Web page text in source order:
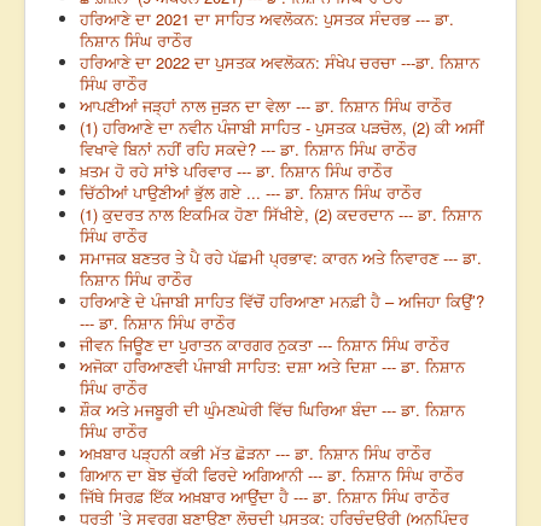
ਹਰਿਆਣੇ ਦਾ 2021 ਦਾ ਸਾਹਿਤ ਅਵਲੋਕਨ: ਪੁਸਤਕ ਸੰਦਰਭ --- ਡਾ.
ਨਿਸ਼ਾਨ ਸਿੰਘ ਰਾਠੌਰ
ਹਰਿਆਣੇ ਦਾ 2022 ਦਾ ਪੁਸਤਕ ਅਵਲੋਕਨ: ਸੰਖੇਪ ਚਰਚਾ ---ਡਾ. ਨਿਸ਼ਾਨ
ਸਿੰਘ ਰਾਠੌਰ
ਆਪਣੀਆਂ ਜੜ੍ਹਾਂ ਨਾਲ ਜੁੜਨ ਦਾ ਵੇਲਾ --- ਡਾ. ਨਿਸ਼ਾਨ ਸਿੰਘ ਰਾਠੌਰ
(1) ਹਰਿਆਣੇ ਦਾ ਨਵੀਨ ਪੰਜਾਬੀ ਸਾਹਿਤ - ਪੁਸਤਕ ਪੜਚੋਲ, (2) ਕੀ ਅਸੀਂ
ਵਿਖਾਵੇ ਬਿਨਾਂ ਨਹੀਂ ਰਹਿ ਸਕਦੇ? --- ਡਾ. ਨਿਸ਼ਾਨ ਸਿੰਘ ਰਾਠੌਰ
ਖ਼ਤਮ ਹੋ ਰਹੇ ਸਾਂਝੇ ਪਰਿਵਾਰ --- ਡਾ. ਨਿਸ਼ਾਨ ਸਿੰਘ ਰਾਠੌਰ
ਚਿੱਠੀਆਂ ਪਾਉਣੀਆਂ ਭੁੱਲ ਗਏ ... --- ਡਾ. ਨਿਸ਼ਾਨ ਸਿੰਘ ਰਾਠੌਰ
(1) ਕੁਦਰਤ ਨਾਲ ਇਕਮਿਕ ਹੋਣਾ ਸਿੱਖੀਏ, (2) ਕਦਰਦਾਨ --- ਡਾ. ਨਿਸ਼ਾਨ
ਸਿੰਘ ਰਾਠੌਰ
ਸਮਾਜਕ ਬਣਤਰ ਤੇ ਪੈ ਰਹੇ ਪੱਛਮੀ ਪ੍ਰਭਾਵ: ਕਾਰਨ ਅਤੇ ਨਿਵਾਰਣ --- ਡਾ.
ਨਿਸ਼ਾਨ ਸਿੰਘ ਰਾਠੌਰ
ਹਰਿਆਣੇ ਦੇ ਪੰਜਾਬੀ ਸਾਹਿਤ ਵਿੱਚੋਂ ਹਰਿਆਣਾ ਮਨਫ਼ੀ ਹੈ – ਅਜਿਹਾ ਕਿਉਂ’?
--- ਡਾ. ਨਿਸ਼ਾਨ ਸਿੰਘ ਰਾਠੌਰ
ਜੀਵਨ ਜਿਊਣ ਦਾ ਪੁਰਾਤਨ ਕਾਰਗਰ ਨੁਕਤਾ --- ਨਿਸ਼ਾਨ ਸਿੰਘ ਰਾਠੌਰ
ਅਜੋਕਾ ਹਰਿਆਣਵੀ ਪੰਜਾਬੀ ਸਾਹਿਤ: ਦਸ਼ਾ ਅਤੇ ਦਿਸ਼ਾ --- ਡਾ. ਨਿਸ਼ਾਨ
ਸਿੰਘ ਰਾਠੌਰ
ਸ਼ੌਕ ਅਤੇ ਮਜਬੂਰੀ ਦੀ ਘੁੰਮਣਘੇਰੀ ਵਿੱਚ ਘਿਰਿਆ ਬੰਦਾ --- ਡਾ. ਨਿਸ਼ਾਨ
ਸਿੰਘ ਰਾਠੌਰ
ਅਖ਼ਬਾਰ ਪੜ੍ਹਨੀ ਕਭੀ ਮੱਤ ਛੋੜਨਾ --- ਡਾ. ਨਿਸ਼ਾਨ ਸਿੰਘ ਰਾਠੌਰ
ਗਿਆਨ ਦਾ ਬੋਝ ਚੁੱਕੀ ਫਿਰਦੇ ਅਗਿਆਨੀ --- ਡਾ. ਨਿਸ਼ਾਨ ਸਿੰਘ ਰਾਠੌਰ
ਜਿੱਥੇ ਸਿਰਫ਼ ਇੱਕ ਅਖ਼ਬਾਰ ਆਉਂਦਾ ਹੈ --- ਡਾ. ਨਿਸ਼ਾਨ ਸਿੰਘ ਰਾਠੌਰ
ਧਰਤੀ ’ਤੇ ਸਵਰਗ ਬਣਾਉਣਾ ਲੋਚਦੀ ਪੁਸਤਕ: ਹਰਿਚੰਦਉਰੀ (ਅਨੁਪਿੰਦਰ